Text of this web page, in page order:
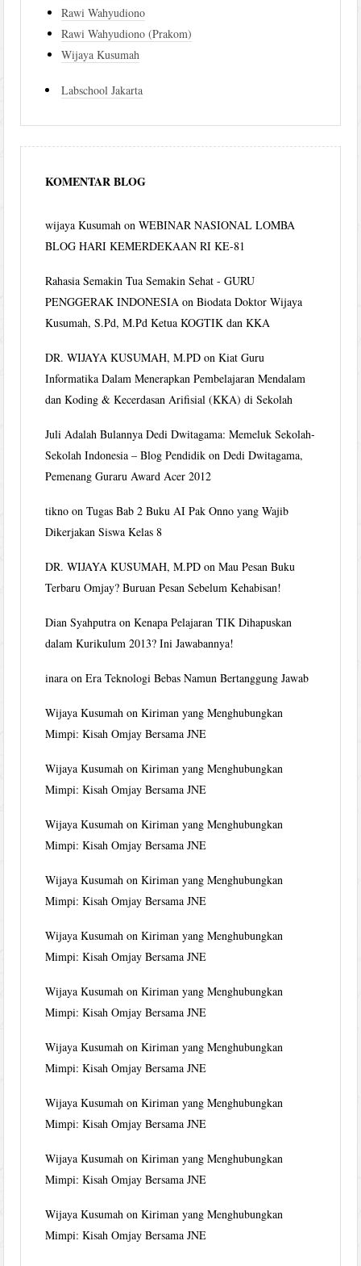
Rawi Wahyudiono
Rawi Wahyudiono (Prakom)
Wijaya Kusumah
Labschool Jakarta
KOMENTAR BLOG
wijaya Kusumah onWEBINAR NASIONAL LOMBA
BLOG HARI KEMERDEKAAN RI KE-81
Rahasia Semakin Tua Semakin Sehat - GURU
PENGGERAK INDONESIA onBiodata Doktor Wijaya
Kusumah, S.Pd, M.Pd Ketua KOGTIK dan KKA
DR. WIJAYA KUSUMAH, M.PD onKiat Guru
Informatika Dalam Menerapkan Pembelajaran Mendalam
dan Koding & Kecerdasan Arifisial (KKA) di Sekolah
Juli Adalah Bulannya Dedi Dwitagama: Memeluk Sekolah-
Sekolah Indonesia – Blog Pendidik onDedi Dwitagama,
Pemenang Guraru Award Acer 2012
tikno onTugas Bab 2 Buku AI Pak Onno yang Wajib
Dikerjakan Siswa Kelas 8
DR. WIJAYA KUSUMAH, M.PD onMau Pesan Buku
Terbaru Omjay? Buruan Pesan Sebelum Kehabisan!
Dian Syahputra onKenapa Pelajaran TIK Dihapuskan
dalam Kurikulum 2013? Ini Jawabannya!
inara onEra Teknologi Bebas Namun Bertanggung Jawab
Wijaya Kusumah onKiriman yang Menghubungkan
Mimpi: Kisah Omjay Bersama JNE
Wijaya Kusumah onKiriman yang Menghubungkan
Mimpi: Kisah Omjay Bersama JNE
Wijaya Kusumah onKiriman yang Menghubungkan
Mimpi: Kisah Omjay Bersama JNE
Wijaya Kusumah onKiriman yang Menghubungkan
Mimpi: Kisah Omjay Bersama JNE
Wijaya Kusumah onKiriman yang Menghubungkan
Mimpi: Kisah Omjay Bersama JNE
Wijaya Kusumah onKiriman yang Menghubungkan
Mimpi: Kisah Omjay Bersama JNE
Wijaya Kusumah onKiriman yang Menghubungkan
Mimpi: Kisah Omjay Bersama JNE
Wijaya Kusumah onKiriman yang Menghubungkan
Mimpi: Kisah Omjay Bersama JNE
Wijaya Kusumah onKiriman yang Menghubungkan
Mimpi: Kisah Omjay Bersama JNE
Wijaya Kusumah onKiriman yang Menghubungkan
Mimpi: Kisah Omjay Bersama JNE